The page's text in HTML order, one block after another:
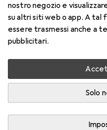
nostro negozio e
su altri siti web o app. A
essere trasmessi anche a
pubblicitari.
Solo
Prezzo in EUR IVA incl.
Consegna tra lun, 17/8 e
Più di 10 pezzi in stock